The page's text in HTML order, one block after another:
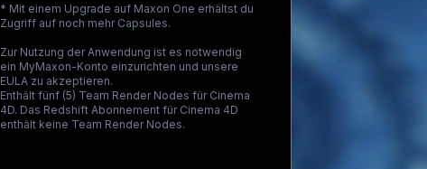
* Mit einem Upgrade auf Maxon One erhältst du
Zugriff auf noch mehr Capsules.
Zur Nutzung der Anwendung ist es notwendig
ein MyMaxon-Konto einzurichten und unsere
EULA zu akzeptieren.
Enthält fünf (5) Team Render Nodes für Cinema
4D. Das Redshift Abonnement für Cinema 4D
enthält keine Team Render Nodes.